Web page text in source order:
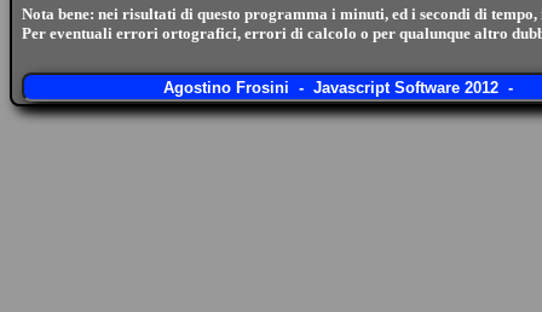
Nota bene: nei risultati di questo programma i minuti, ed i secondi di
Per eventuali errori ortografici, errori di calcolo o per qualunque altro